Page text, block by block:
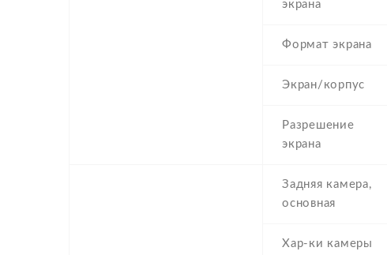
экрана
Формат экрана
Экран/корпус
Разрешение
экрана
Задняя камера,
основная
Хар-ки камеры